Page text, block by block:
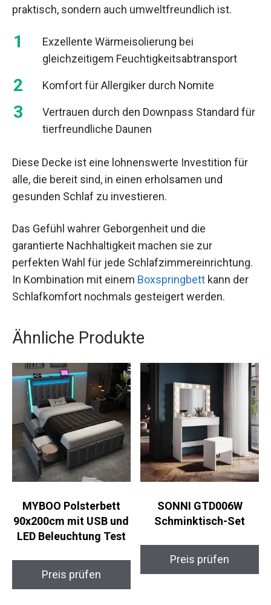
praktisch, sondern auch umweltfreundlich ist.
Exzellente Wärmeisolierung bei
gleichzeitigem Feuchtigkeitsabtransport
Komfort für Allergiker durch Nomite
Vertrauen durch den Downpass Standard für
tierfreundliche Daunen
Diese Decke ist eine lohnenswerte Investition für
alle, die bereit sind, in einen erholsamen und
gesunden Schlaf zu investieren.
Das Gefühl wahrer Geborgenheit und die
garantierte Nachhaltigkeit machen sie zur
perfekten Wahl für jede Schlafzimmereinrichtung.
In Kombination mit einem Boxspringbett kann der
Schlafkomfort nochmals gesteigert werden.
Ähnliche Produkte
MYBOO Polsterbett
90x200cm mit USB und
LED Beleuchtung Test
Preis prüfen
SONNI GTD006W
Schminktisch-Set
Preis prüfen